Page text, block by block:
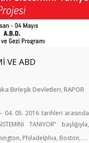
VE ABD
Birleşik Devletleri, RAPOR
04. 05. 2016 tarihleri arasında
TANIYOR” başlığıyla,
Philadelphia, Boston, …